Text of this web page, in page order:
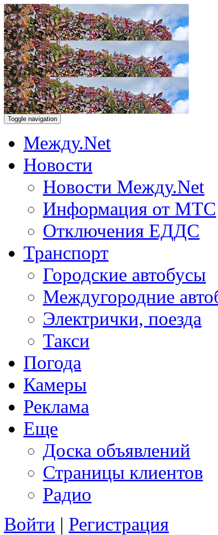
Toggle navigation
Между.Net
Новости
Новости Между.Net
Информация от МТС
Отключения ЕДДС
Транспорт
Городские автобусы
Междугородние
Электрички, поезда
Такси
Погода
Камеры
Реклама
Еще
Доска объявлений
Страницы клиентов
Радио
Войти | Регистрация